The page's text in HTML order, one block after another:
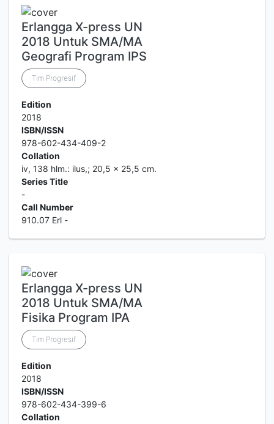
Erlangga X-press UN
2018 Untuk SMA/MA
Geografi Program IPS
Tim Progresif
Edition
2018
ISBN/ISSN
978-602-434-409-2
Collation
iv, 138 hlm.: ilus,; 20,5 x 25,5 cm.
Series Title
-
Call Number
910.07 Erl -
Erlangga X-press UN
2018 Untuk SMA/MA
Fisika Program IPA
Tim Progresif
Edition
2018
ISBN/ISSN
978-602-434-399-6
Collation